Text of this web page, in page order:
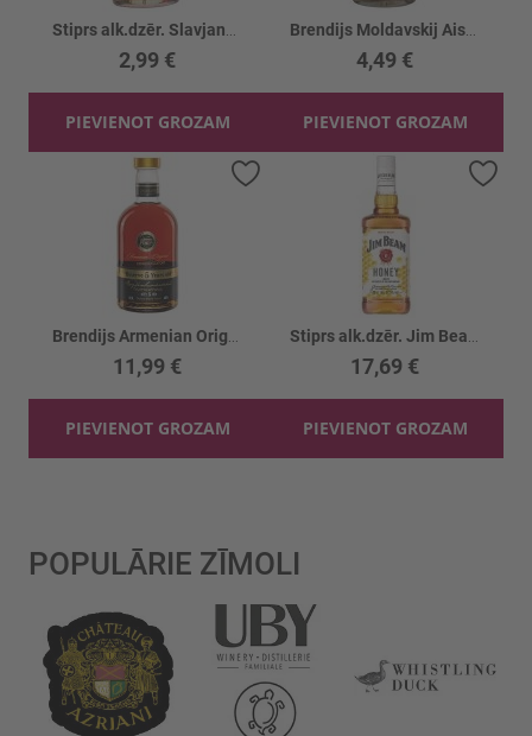
2,99 €
PIEVIENOT GROZAM
4,49 €
PIEVIENOT GROZAM
11,99 €
PIEVIENOT GROZAM
Pievienot vēlmju sarakstam
17,69 €
PIEVIENOT GROZAM
POPULĀRIE ZĪMOLI